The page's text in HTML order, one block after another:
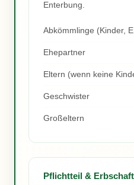
Enterbung.
Abkömmlinge (Kinder,
Ehepartner
Eltern (wenn keine
Geschwister
Großeltern
Pflichtteil &